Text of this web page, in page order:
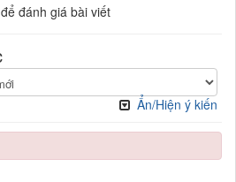
đánh giá bài viết
Ẩn/Hiện ý kiến